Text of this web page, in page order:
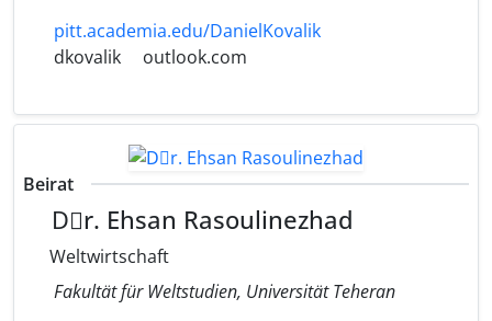
pitt.academia.edu/DanielKovalik
dkovalik
outlook.com
Beirat
Dٍr. Ehsan Rasoulinezhad
Weltwirtschaft
Fakultät für Weltstudien, Universität Teheran